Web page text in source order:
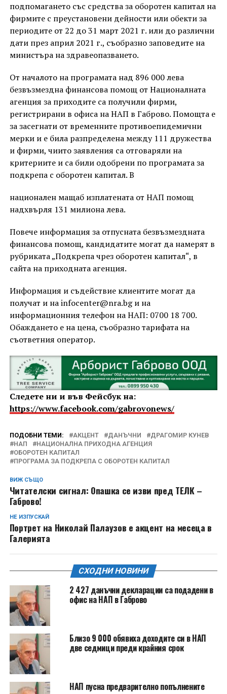
подпомагането със средства за оборотен капитал на
фирмите с преустановени дейности или обекти за
периодите от 22 до 31 март 2021 г. или до различни
дати през април 2021 г., съобразно заповедите на
министъра на здравеопазването.
От началото на програмата над 896 000 лева
безвъзмездна финансова помощ от Националната
агенция за приходите са получили фирми,
регистрирани в офиса на НАП в Габрово. Помощта е
за засегнати от временните противоепидемични
мерки и е била разпределена между 111 дружества
и фирми, чиито заявления са отговаряли на
критериите и са били одобрени по програмата за
подкрепа с оборотен капитал. В
национален мащаб изплатената от НАП помощ
надхвърля 131 милиона лева.
Повече информация за отпусната безвъзмездната
финансова помощ, кандидатите могат да намерят в
рубриката „Подкрепа чрез оборотен капитал“, в
сайта на приходната агенция.
Информация и съдействие клиентите могат да
получат и на infocenter@nra.bg и на
информационния телефон на НАП: 0700 18 700.
Обаждането е на цена, съобразно тарифата на
съответния оператор.
Следете ни и във Фейсбук на:
https://www.facebook.com/gabrovonews/
ПОДОБНИ ТЕМИ: АКЦЕНТ ДАНЪЧНИ
ДРАГОМИР КУНЕВ
НАП
НАЦИОНАЛНА ПРИХОДНА АГЕНЦИЯ
ОБОРОТЕН КАПИТАЛ
ПРОГРАМА ЗА ПОДКРЕПА С ОБОРОТЕН КАПИТАЛ
ВИЖ СЪЩО
Читателски сигнал: Опашка се изви пред ТЕЛК –
Габрово!
НЕ ИЗПУСКАЙ
Портрет на Николай Палаузов е акцент на месеца в
Галерията
СХОДНИ НОВИНИ
2 427 данъчни декларации са подадени в
офис на НАП в Габрово
Близо 9 000 обявиха доходите си в НАП
две седмици преди крайния срок
НАП пусна предварително попълнените